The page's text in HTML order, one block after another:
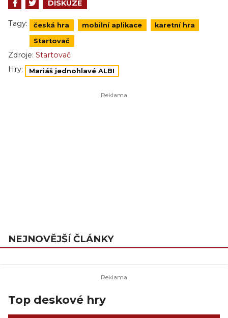
DISKUZE
Tagy: česká hra mobilní aplikace karetní hra
Startovač
Zdroje: Startovač
Hry:
Mariáš jednohlavé ALBI
NEJNOVĚJŠÍ ČLÁNKY
Top deskové hry